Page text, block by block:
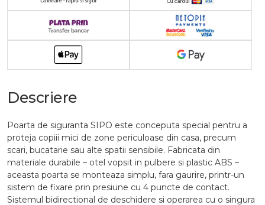
Descriere
Poarta de siguranta SIPO este conceputa special pentru a
proteja copiii mici de zone periculoase din casa, precum
scari, bucatarie sau alte spatii sensibile. Fabricata din
materiale durabile – otel vopsit in pulbere si plastic ABS –
aceasta poarta se monteaza simplu, fara gaurire, printr-un
sistem de fixare prin presiune cu 4 puncte de contact.
Sistemul bidirectional de deschidere si operarea cu o singura